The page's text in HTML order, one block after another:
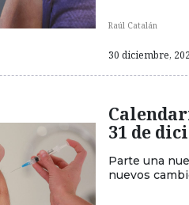
Raúl Catalán
30 diciembre,
31 de
Parte una
nuevos